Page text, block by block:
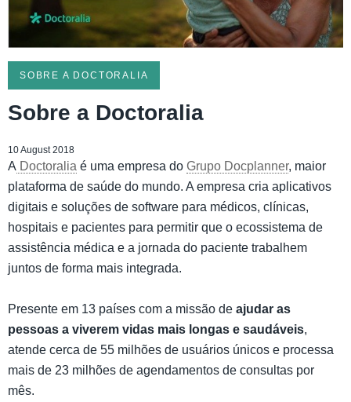
SOBRE A DOCTORALIA
Sobre a Doctoralia
10 August 2018
A Doctoralia é uma empresa do Grupo Docplanner, maior
plataforma de saúde do mundo. A empresa cria aplicativos
digitais e soluções de software para médicos, clínicas,
hospitais e pacientes para permitir que o ecossistema de
assistência médica e a jornada do paciente trabalhem
juntos de forma mais integrada.
Presente em 13 países com a missão de ajudar as
pessoas a viverem vidas mais longas e saudáveis,
atende cerca de 55 milhões de usuários únicos e processa
mais de 23 milhões de agendamentos de consultas por
mês.